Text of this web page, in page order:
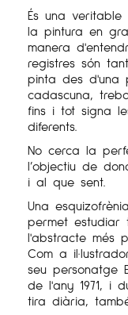
És una
la pintura en
manera
registres són
pinta des d'una
cadascuna,
fins i tot signa
diferents.
No cerca la
l’objectiu de
i al que sent.
Una
permet estudiar
l'abstracte més
Com a
seu personatge
de l'any 1971, i
tira diària,